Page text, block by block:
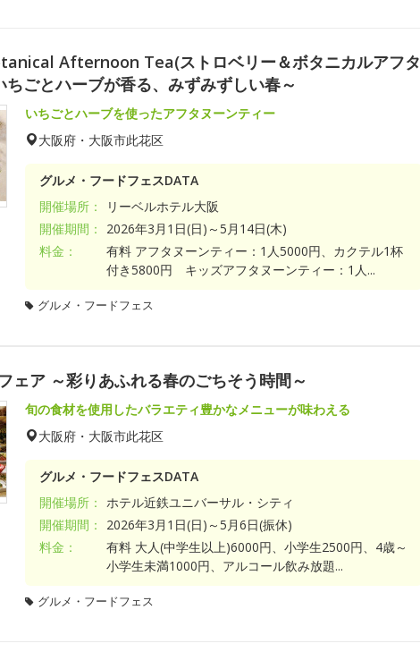
Afternoon Tea(ストロベリー＆ボタニカルアフタ
ちごとハーブが香る、みずみずしい春～
いちごとハーブを使ったアフタヌーンティー
大阪府・大阪市此花区
グルメ・フードフェスDATA
開催場所：
リーベルホテル大阪
開催期間：
2026年3月1日(日)～5月14日(木)
料金：
有料 アフタヌーンティー：1人5000円、カクテル1杯
付き5800円 キッズアフタヌーンティー：1人...
グルメ・フードフェス
ェア ～彩りあふれる春のごちそう時間～
旬の食材を使用したバラエティ豊かなメニューが味わえる
大阪府・大阪市此花区
グルメ・フードフェスDATA
開催場所：
ホテル近鉄ユニバーサル・シティ
開催期間：
2026年3月1日(日)～5月6日(振休)
料金：
有料 大人(中学生以上)6000円、小学生2500円、4歳～
小学生未満1000円、アルコール飲み放題...
グルメ・フードフェス